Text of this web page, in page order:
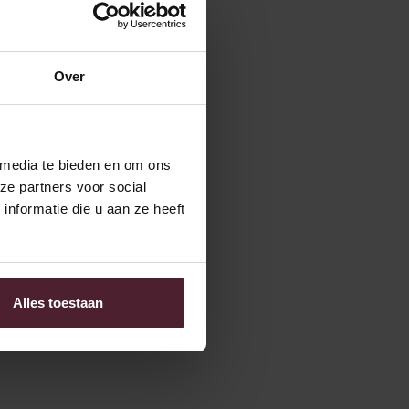
Over
te bieden en om ons
partners voor social
die u aan ze heeft
Alles toestaan
Tag, das ganze Jahr
auch.
teilweise
Reichweite
Haag, Rotterdam
die Geschäfte um
unsere Mission
offene Stellenin